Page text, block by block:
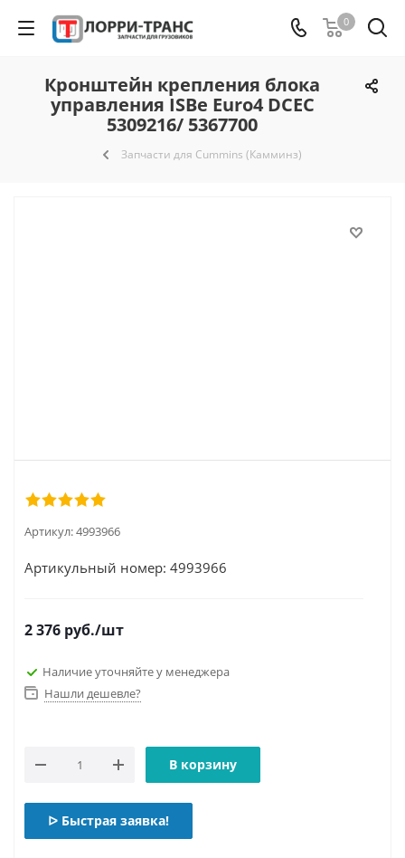
0
Кронштейн крепления блока
управления ISBe Euro4 DCEC
5309216/ 5367700
Запчасти для Cummins (Камминз)
Артикул:4993966
Артикульный номер: 4993966
2 376 руб./шт
Наличие уточняйте у менеджера
Нашли дешевле?
В корзину
ᐅ Быстрая заявка!